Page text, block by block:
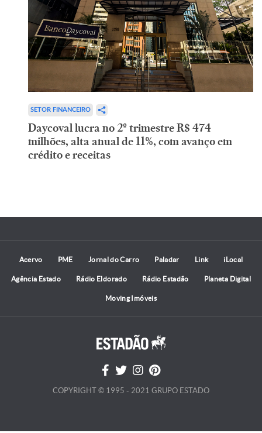
SETOR FINANCEIRO
Daycoval lucra no 2º trimestre R$ 474
milhões, alta anual de 11%, com avanço em
crédito e receitas
Acervo PME Jornal do Carro Paladar Link iLocal
Agência Estado Rádio Eldorado Rádio Estadão Planeta Digital
Moving Imóveis
COPYRIGHT © 1995 - 2021 GRUPO ESTADO